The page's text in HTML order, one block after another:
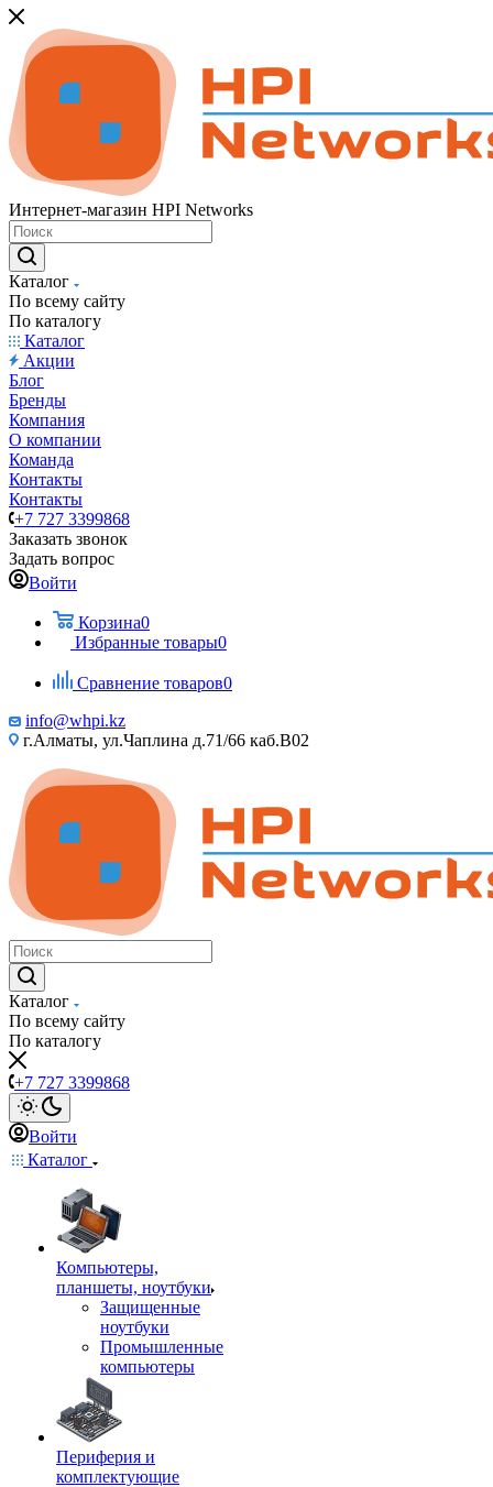
Интернет-магазин HPI Networks
Каталог
По всему сайту
По каталогу
Каталог
Акции
Блог
Бренды
Компания
О компании
Команда
Контакты
Контакты
+7 727 3399868
Заказать звонок
Задать вопрос
Войти
Корзина0
Избранные товары0
Сравнение товаров0
info@whpi.kz
г.Алматы, ул.Чаплина д.71/66 каб.B02
Каталог
По всему сайту
По каталогу
+7 727 3399868
Войти
Каталог
Компьютеры,
планшеты, ноутбуки
Защищенные
ноутбуки
Промышленные
компьютеры
Периферия и
комплектующие